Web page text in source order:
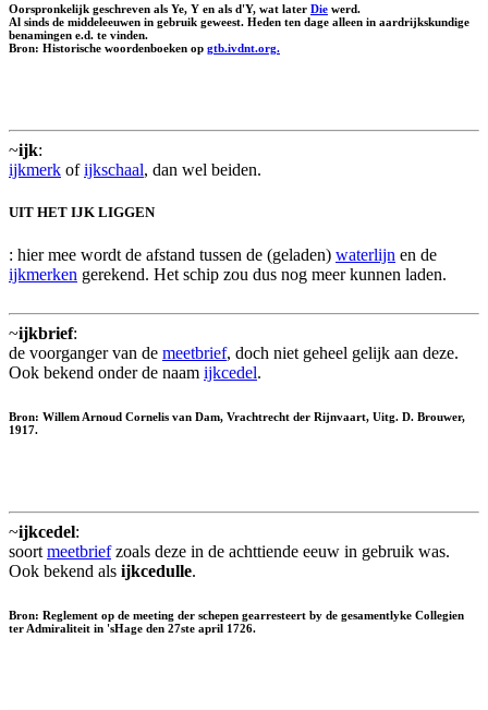
Oorspronkelijk geschreven als Ye, Y en als d'Y, wat later Die werd.
Al sinds de middeleeuwen in gebruik geweest. Heden ten dage alleen in aardrijkskundige
benamingen e.d. te vinden.
Bron: Historische woordenboeken op gtb.ivdnt.org.
~ijk:
ijkmerk ofijkschaal, dan wel beiden.
UIT HET IJK LIGGEN
: hier mee wordt de afstand tussen de (geladen) waterlijn en de
ijkmerken gerekend. Het schip zou dus nog meer kunnen laden.
~ijkbrief:
de voorganger van de meetbrief, doch niet geheel gelijk aan deze.
Ook bekend onder de naam ijkcedel.
Bron: Willem Arnoud Cornelis van Dam, Vrachtrecht der Rijnvaart, Uitg. D. Brouwer,
1917.
~ijkcedel:
soort meetbriefzoals deze in de achttiende eeuw in gebruik was.
Ook bekend als ijkcedulle.
Bron: Reglement op de meeting der schepen gearresteert by de gesamentlyke Collegien
ter Admiraliteit in 'sHage den 27ste april 1726.